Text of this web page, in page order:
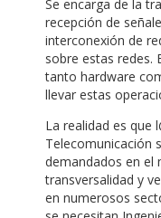
Se encarga de la
recepción de
interconexión de
sobre estas redes.
tanto hardware
llevar estas
La realidad es que
Telecomunicación
demandados en el
transversalidad y
en numerosos